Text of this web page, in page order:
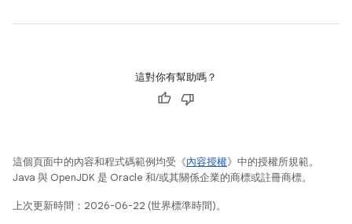
這對你有幫助嗎？
這個頁面中的內容和程式碼範例均受《內容授權》中的授權所規範。
Java 與 OpenJDK 是 Oracle 和/或其關係企業的商標或註冊商標。
上次更新時間：2026-06-22 (世界標準時間)。